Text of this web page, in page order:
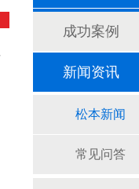
成功案例
新闻资讯
松本新闻
常见问答